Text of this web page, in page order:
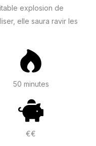
explosion de
elle saura ravir les
50 minutes
€€